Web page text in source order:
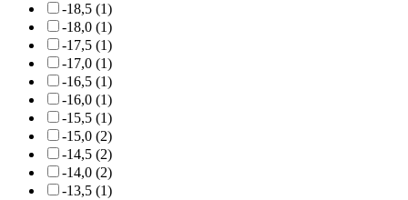
-18,5 (1)
-18,0 (1)
-17,5 (1)
-17,0 (1)
-16,5 (1)
-16,0 (1)
-15,5 (1)
-15,0 (2)
-14,5 (2)
-14,0 (2)
-13,5 (1)